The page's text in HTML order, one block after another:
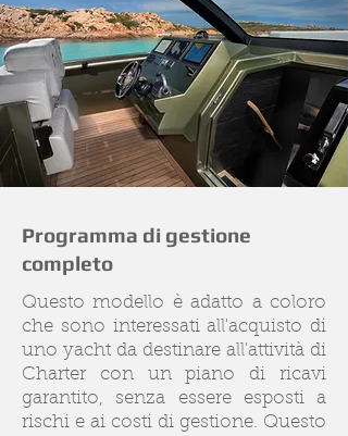
Programma di gestione
completo
Questo modello è adatto a coloro
che sono interessati all'acquisto di
uno yacht da destinare all'attività di
Charter con un piano di ricavi
garantito, senza essere esposti a
rischi e ai costi di gestione. Questo